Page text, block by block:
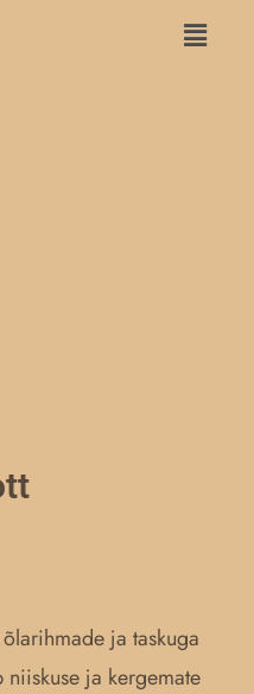
Main
ja taskuga
ja kergemate